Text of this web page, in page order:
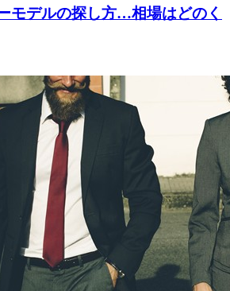
モデルの探し方…相場はどのく